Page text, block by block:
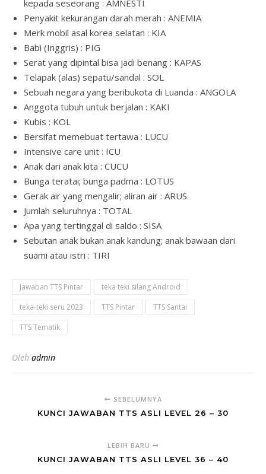
kepada seseorang : AMNESTI
Penyakit kekurangan darah merah : ANEMIA
Merk mobil asal korea selatan : KIA
Babi (Inggris) : PIG
Serat yang dipintal bisa jadi benang : KAPAS
Telapak (alas) sepatu/sandal : SOL
Sebuah negara yang beribukota di Luanda : ANGOLA
Anggota tubuh untuk berjalan : KAKI
Kubis : KOL
Bersifat memebuat tertawa : LUCU
Intensive care unit : ICU
Anak dari anak kita : CUCU
Bunga teratai; bunga padma : LOTUS
Gerak air yang mengalir; aliran air : ARUS
Jumlah seluruhnya : TOTAL
Apa yang tertinggal di saldo : SISA
Sebutan anak bukan anak kandung; anak bawaan dari
suami atau istri : TIRI
Jawaban TTS Pintar
teka teki silang Android
teka-teki seru 2023
TTS Pintar
TTS Santai
TTS Tematik
Oleh admin
SEBELUMNYA
KUNCI JAWABAN TTS ASLI LEVEL 26 – 30
LEBIH BARU
KUNCI JAWABAN TTS ASLI LEVEL 36 – 40